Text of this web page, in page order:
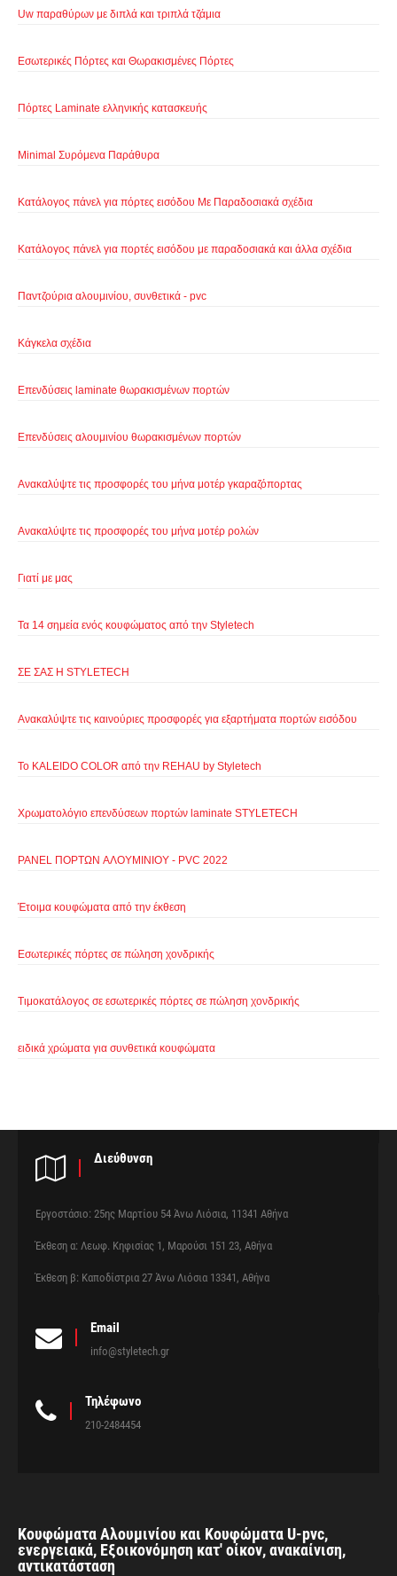
Uw παραθύρων με διπλά και τριπλά τζάμια
Εσωτερικές Πόρτες και Θωρακισμένες Πόρτες
Πόρτες Laminate ελληνικής κατασκευής
Minimal Συρόμενα Παράθυρα
Κατάλογος πάνελ για πόρτες εισόδου Με Παραδοσιακά σχέδια
Κατάλογος πάνελ για πορτές εισόδου με παραδοσιακά και άλλα σχέδια
Παντζούρια αλουμινίου, συνθετικά - pvc
Κάγκελα σχέδια
Επενδύσεις laminate θωρακισμένων πορτών
Επενδύσεις αλουμινίου θωρακισμένων πορτών
Ανακαλύψτε τις προσφορές του μήνα μοτέρ γκαραζόπορτας
Ανακαλύψτε τις προσφορές του μήνα μοτέρ ρολών
Γιατί με μας
Τα 14 σημεία ενός κουφώματος από την Styletech
ΣΕ ΣΑΣ Η STYLETECH
Ανακαλύψτε τις καινούριες προσφορές για εξαρτήματα πορτών εισόδου
Το KALEIDO COLOR από την REHAU by Styletech
Χρωματολόγιο επενδύσεων πορτών laminate STYLETECH
PANEL ΠΟΡΤΩΝ ΑΛΟΥΜΙΝΙΟΥ - PVC 2022
Έτοιμα κουφώματα από την έκθεση
Εσωτερικές πόρτες σε πώληση χονδρικής
Τιμοκατάλογος σε εσωτερικές πόρτες σε πώληση χονδρικής
ειδικά χρώματα για συνθετικά κουφώματα
Διεύθυνση
Εργοστάσιο: 25ης Μαρτίου 54 Άνω Λιόσια, 11341 Αθήνα
Έκθεση α: Λεωφ. Κηφισίας 1, Μαρούσι 151 23, Αθήνα
Έκθεση β: Καποδίστρια 27 Άνω Λιόσια 13341, Αθήνα
Email
info@styletech.gr
Τηλέφωνο
210-2484454
Κουφώματα Αλουμινίου και Κουφώματα U-pvc,
ενεργειακά, Εξοικονόμηση κατ' οίκον, ανακαίνιση,
αντικατάσταση